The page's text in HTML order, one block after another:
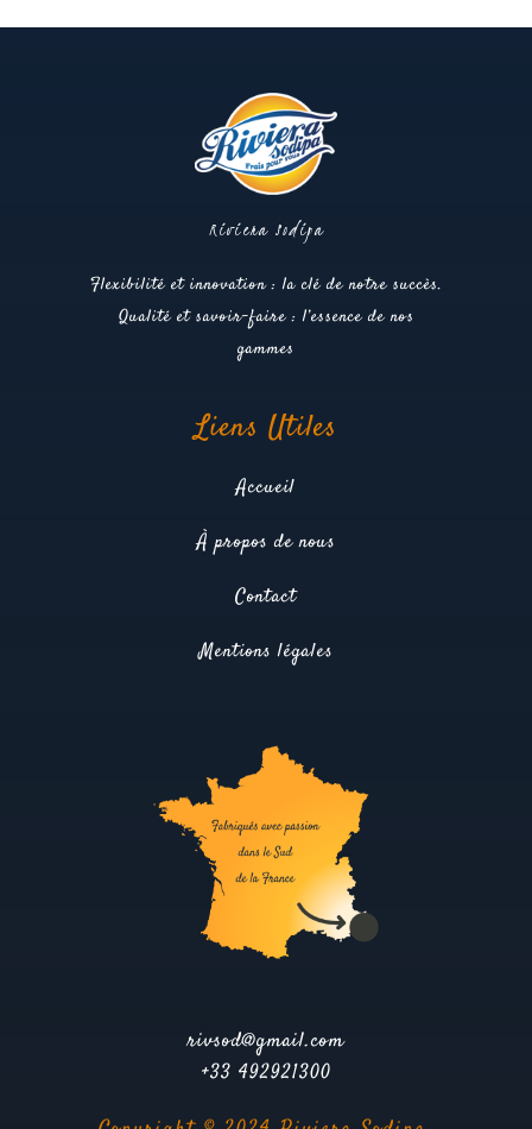
Riviera Sodipa
Flexibilité et innovation : la clé de notre succès.
Qualité et savoir-faire : l’essence de nos
gammes
Liens Utiles
Accueil
À propos de nous
Contact
Mentions légales
rivsod@gmail.com
+33 492921300